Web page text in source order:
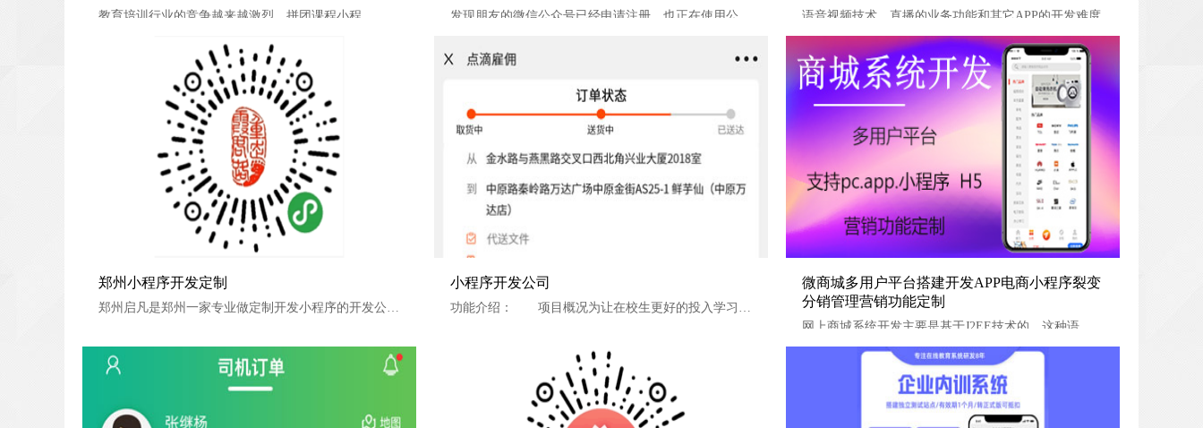
发定制
教育培训行业的竞争越来越激烈，拼团课程小程
统功能
发现朋友的微信公众号已经申请注册，也正在使用公 语音视频技术。直播的业务功能和其它APP的开发难度
郑州小程序开发定制
郑州小程序开发定制
郑州启凡是郑州一家专业做定制开发小程序的开发公司。
小程序开发公司
小程序开发公司
功能介绍： 项目概况为让在校生更好的投入学习，发
微商城多用户平台搭建开发APP电商小程序裂变分销管理营
销功能定制
微商城多用户平台搭建开发APP电商小程序裂变
分销管理营销功能定制